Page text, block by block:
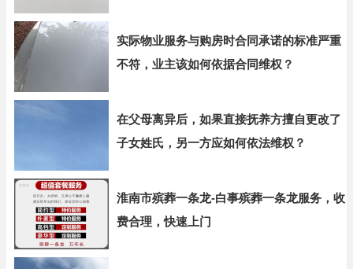
实际物业服务与购房时合同承诺的标准严重
不符，业主该如何依据合同维权？
在父母离异后，如果直接抚养方擅自更改了
子女姓氏，另一方应如何依法维权？
淮南市殡葬一条龙-白事殡葬一条龙服务，收
费合理，快速上门